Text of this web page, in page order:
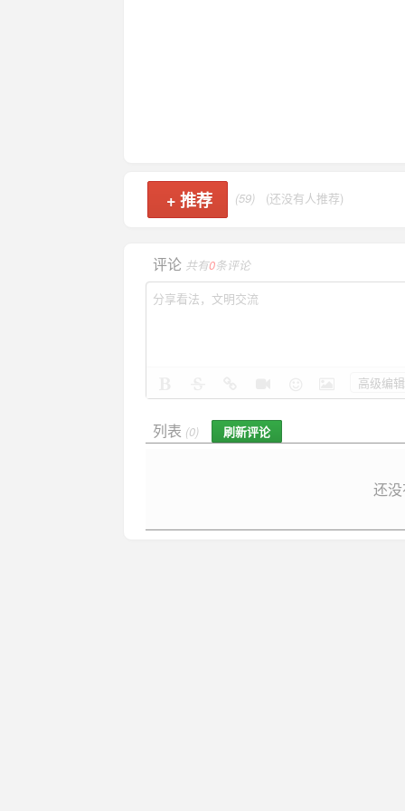
+ 推荐 (59) (还没有人推荐)
评论 共有0条评论
高级编辑
列表 (0) 刷新评论
还